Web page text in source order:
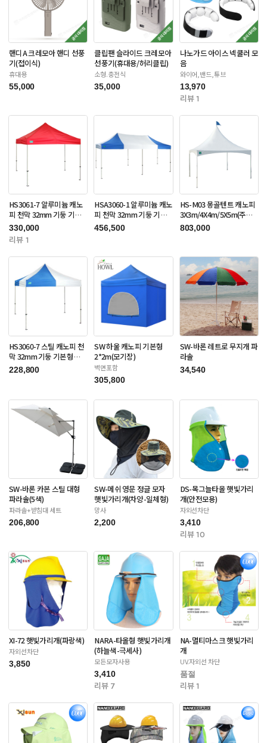
핸디A 크레모아 핸디 선풍
기(접이식)
휴대용
55,000
클립팬 슬라이드 크레모아
선풍기(휴대용/허리클립)
소형.충전식
35,000
나노가드 아이스 넥쿨러 모
음
와이어,밴드,튜브
13,970
리뷰 1
HS3061-7 알루미늄 캐노
피 천막 32mm 기둥 기본
형 3X3m(주문제작품)
330,000
리뷰 1
HSA3060-1 알루미늄 캐노
피 천막 32mm 기둥 기본
형 3X6m(주문제작품)
456,500
HS-M03 몽골텐트 캐노피
3X3m/4X4m/5X5m(주문
제작품)
803,000
HS3060-7 스틸 캐노피 천
막 32mm 기둥 기본형
3X3m(주문제작품)
228,800
SW 하울 캐노피 기본형
2*2m(모기장)
벽면포함
305,800
SW-바론 레트로 무지개 파
라솔
34,540
SW-바론 카본 스틸 대형
파라솔(5색)
파라솔+받침대 세트
206,800
SW-메쉬 영문 정글 모자
햇빛가리개(차양-일체형)
망사
2,200
DS-목그늘타올 햇빛가리
개(안전모용)
자외선차단
3,410
리뷰 10
XI-72 햇빛가리개(파랑색)
자외선차단
3,850
NARA-타올형 햇빛가리개
(하늘색-극세사)
모든모자사용
3,410
리뷰 7
NA-멀티마스크 햇빛가리
개
UV.자외선 차단
품절
리뷰 1